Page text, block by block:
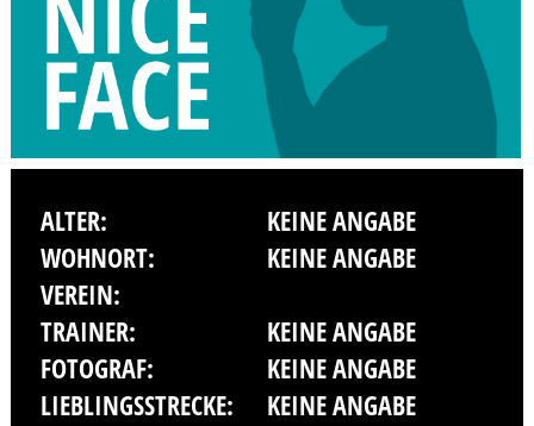
ALTER:
KEINE ANGABE
WOHNORT:
KEINE ANGABE
VEREIN:
TRAINER:
KEINE ANGABE
FOTOGRAF:
KEINE ANGABE
LIEBLINGSSTRECKE:
KEINE ANGABE